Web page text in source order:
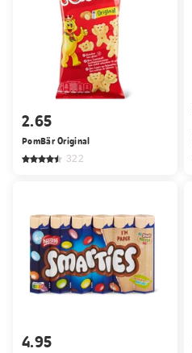
2.65
PomBär Original
322
4.95